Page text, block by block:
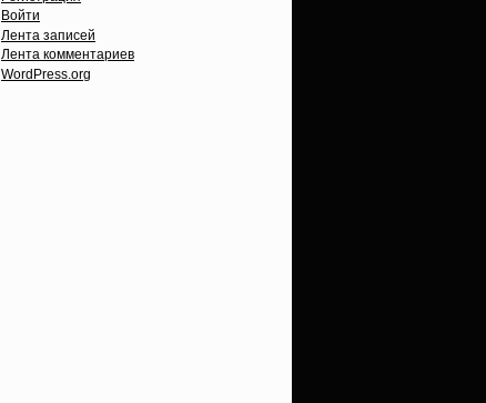
Войти
Лента записей
Лента комментариев
WordPress.org